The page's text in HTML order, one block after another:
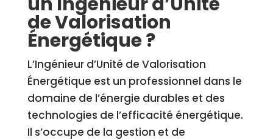
de Valorisation
Énergétique ?
L’Ingénieur d’Unité de Valorisation
Énergétique est un professionnel dans le
domaine de l’énergie durables et des
technologies de l’efficacité énergétique.
Il s’occupe de la gestion et de